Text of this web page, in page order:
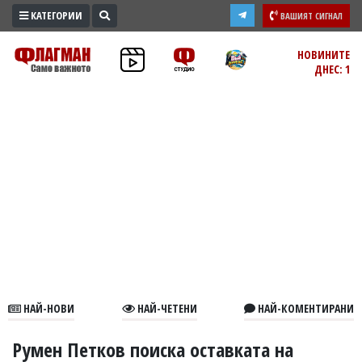
ПРОМО
ЗОНА
В
КАТЕГОРИИ ВАШИЯТ СИГНАЛ
НОВИНИТЕ
ДНЕС: 1
НАЙ-НОВИ НАЙ-ЧЕТЕНИ НАЙ-КОМЕНТИРАНИ
Румен Петков поиска оставката на